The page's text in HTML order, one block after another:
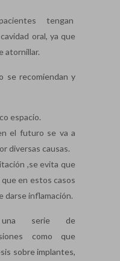
tengan
oral, ya que
atornillar.
se recomiendan y
espacio.
el futuro se va a
diversas causas.
,se evita que
en estos casos
darse inflamación.
una serie de
como que
sobre implantes,